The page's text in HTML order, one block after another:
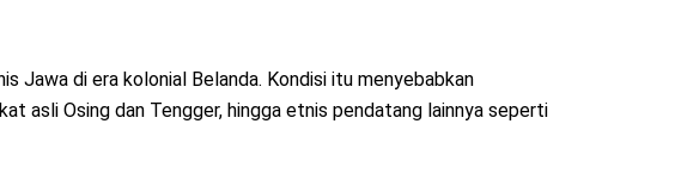
Jawa di era kolonial Belanda. Kondisi itu menyebabkan
asli Osing dan Tengger, hingga etnis pendatang lainnya seperti